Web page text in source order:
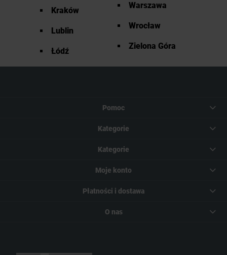
Kraków
Lublin
Łódź
Warszawa
Wrocław
Zielona Góra
Pomoc
Kategorie
Kategorie
Moje konto
Płatności i dostawa
O nas